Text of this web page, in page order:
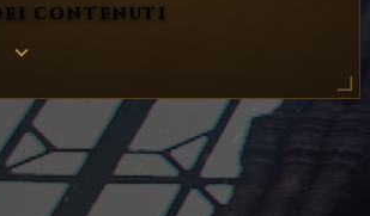
contenuti
che le aggiunte alla
in arrivo nelPTR (solo PC) saranno
da martedì 25 gennaio PST